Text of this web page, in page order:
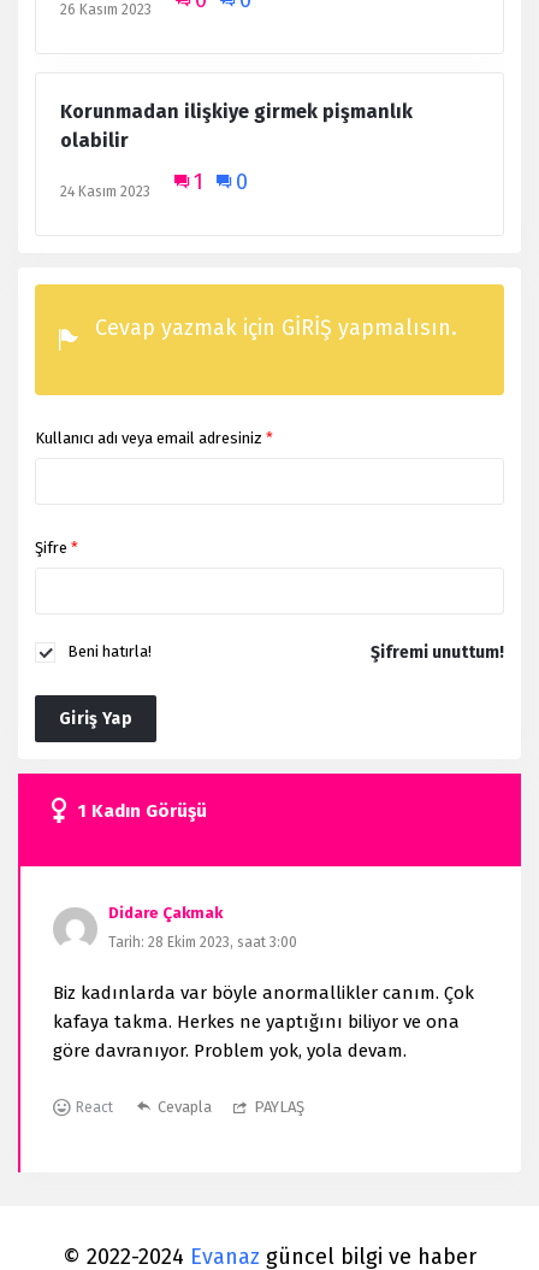
26 Kasım 2023
Korunmadan ilişkiye girmek pişmanlık
olabilir
24 Kasım 2023 1 0
Cevap yazmak için GİRİŞ yapmalısın.
Kullanıcı adı veya email adresiniz *
Şifre *
Beni hatırla! Şifremi unuttum!
Giriş Yap
1 Kadın Görüşü
Didare Çakmak
Tarih: 28 Ekim 2023, saat 3:00
Biz kadınlarda var böyle anormallikler canım. Çok
kafaya takma. Herkes ne yaptığını biliyor ve ona
göre davranıyor. Problem yok, yola devam.
React Cevapla PAYLAŞ
© 2022-2024 Evanaz güncel bilgi ve haber